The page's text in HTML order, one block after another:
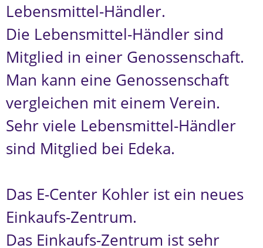
Lebensmittel-Händler.
Die Lebensmittel-Händler sind
Mitglied in einer Genossenschaft.
Man kann eine Genossenschaft
vergleichen mit einem Verein.
Sehr viele Lebensmittel-Händler
sind Mitglied bei Edeka.
Das E-Center Kohler ist ein neues
Einkaufs-Zentrum.
Das Einkaufs-Zentrum ist sehr